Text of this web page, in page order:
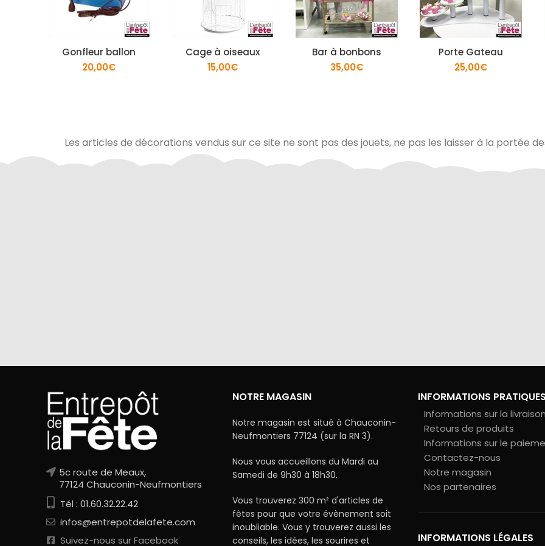
Gonfleur ballon
20,00€
Cage à oiseaux
15,00€
Bar à bonbons
35,00€
Porte Gateau
25,00€
Les articles de décorations vendus sur ce site ne sont pas des jouets, ne pas les laisser à la portée
5c route de Meaux,
77124 Chauconin-Neufmontiers
Tél : 01.60.32.22.42
infos@entrepotdelafete.com
Suivez-nous sur Facebook
NOTRE MAGASIN
Notre magasin est situé à Chauconin-
Neufmontiers 77124 (sur la RN 3).
Nous vous accueillons du Mardi au
Samedi de 9h30 à 18h30.
Vous trouverez 300 m² d'articles de
fêtes pour que votre évènement soit
inoubliable. Vous y trouverez aussi les
conseils, les idées, les sourires et
INFORMATIONS PRATIQUES
Informations sur la livraison
Retours de produits
Informations sur le
Contactez-nous
Notre magasin
Nos partenaires
INFORMATIONS LÉGALES